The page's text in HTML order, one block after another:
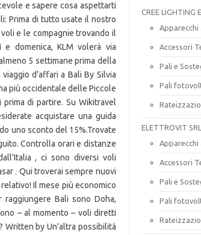
e sapere cosa aspettarti
Prima di tutto usate il nostro
e le compagnie trovando il
domenica, KLM volerà via
5 settimane prima della
d’affari a Bali By Silvia
più occidentale delle Piccole
di partire. Su Wikitravel
acquistare una guida
uno sconto del 15%.Trovate
Controlla orari e distanze
, ci sono diversi voli
. Qui troverai sempre nuovi
Il mese più economico
Bali sono Doha,
– al momento – voli diretti
Written by Un'altra possibilità
CREE LIGHTING
Apparecchi
Accessori
Pali e
Pali
ELETTROVIT SRL
Apparecchi
Accessori
Pali e
Pali